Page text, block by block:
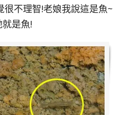
很不理智!老娘我說這是魚~
就是魚!